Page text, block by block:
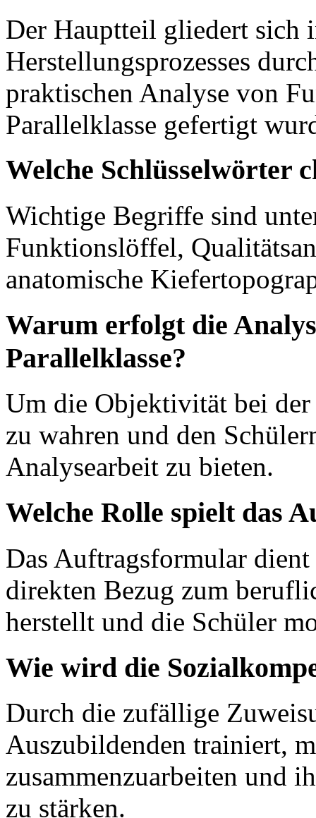
Der Hauptteil gliedert sich
Herstellungsprozesses
praktischen Analyse von
Parallelklasse gefertigt
Welche Schlüsselwörter
Wichtige Begriffe sind
Funktionslöffel,
anatomische
Warum erfolgt die
Parallelklasse?
Um die Objektivität bei
zu wahren und den
Analysearbeit zu bieten.
Welche Rolle spielt das
Das Auftragsformular
direkten Bezug zum
herstellt und die Schüler
Wie wird die
Durch die zufällige
Auszubildenden trainiert,
zusammenzuarbeiten und
zu stärken.